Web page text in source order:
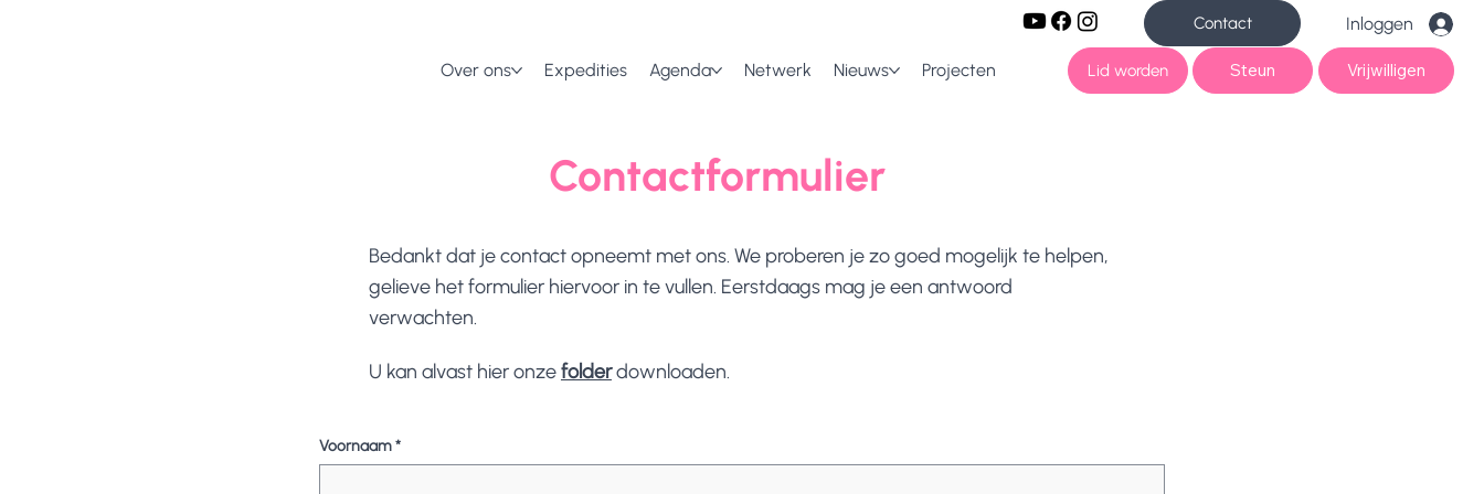
Contact Inloggen
Over ons Expedities Agenda Netwerk Nieuws Projecten Lid worden Steun Vrijwilligen
Contactformulier
Bedankt dat je contact opneemt met ons. We proberen je zo goed mogelijk te helpen,
gelieve het formulier hiervoor in te vullen. Eerstdaags mag je een antwoord
verwachten.
U kan alvast hier onzefolderdownloaden.
Voornaam *